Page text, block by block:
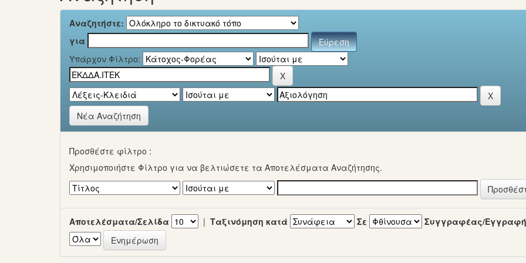
Αναζητήστε:
για
Υπάρχον Φίλτρο:
Νέα Αναζήτηση
Προσθέστε φίλτρο :
Χρησιμοποιήστε Φίλτρο για να βελτιώσετε τα Αποτελέσματα Αναζήτησης.
Αποτελέσματα/Σελίδα | Ταξινόμηση κατά Σε Συγγραφέας/Εγγραφή